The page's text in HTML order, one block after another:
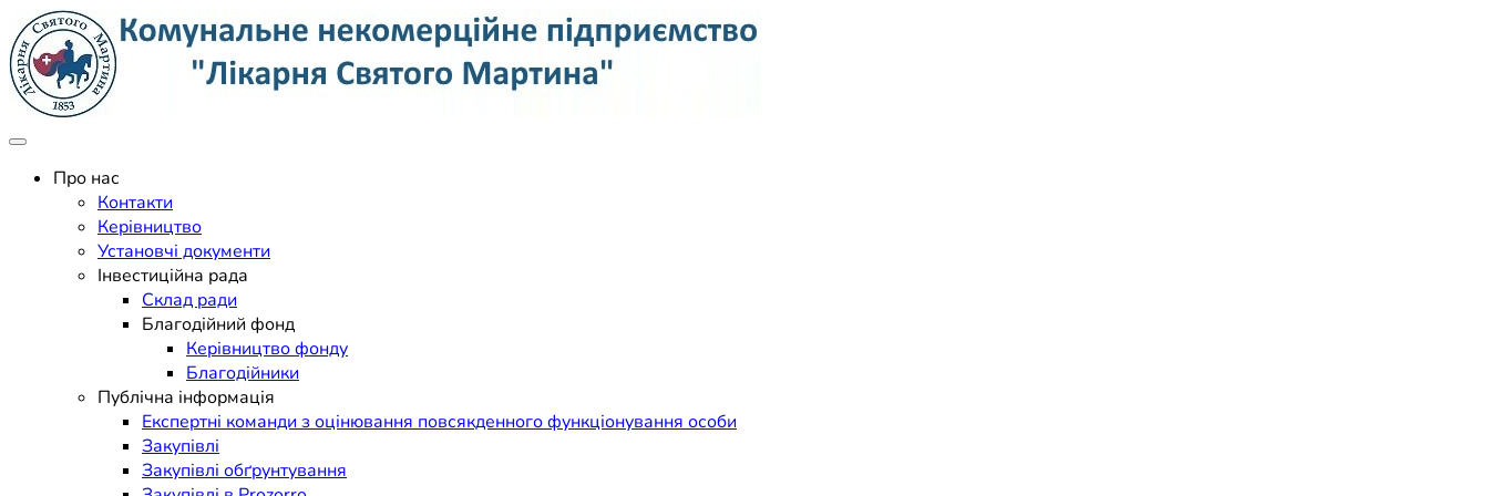
Skip
to
content
Комунальне некомерційне підприємство "Лікарня Святого Мартина"
Поліклініка Мукачево
Про нас
Контакти
Керівництво
Установчі документи
Інвестиційна рада
Склад ради
Благодійний фонд
Керівництво фонду
Благодійники
Публічна інформація
Експертні команди з оцінювання повсякденного функціонування особи
Закупівлі
Закупівлі обґрунтування